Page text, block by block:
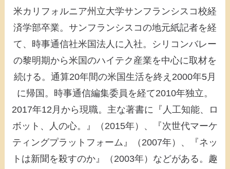
米カリフォルニア州立大学サンフランシスコ校経
済学部卒業。サンフランシスコの地元紙記者を経
て、時事通信社米国法人に入社。シリコンバレー
の黎明期から米国のハイテク産業を中心に取材を
続ける。通算20年間の米国生活を終え2000年5月
に帰国。時事通信編集委員を経て2010年独立。
2017年12月から現職。主な著書に『人工知能、ロ
ボット、人の心。』（2015年）、『次世代マーケ
ティングプラットフォーム』（2007年）、『ネッ
トは新聞を殺すのか』（2003年）などがある。趣